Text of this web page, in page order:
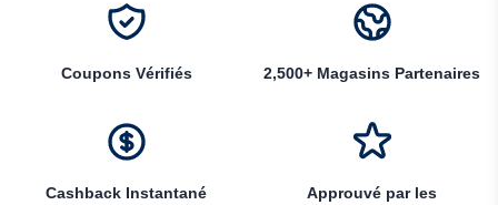
Coupons Vérifiés 2,500+ Magasins Partenaires
Cashback Instantané
Approuvé par les